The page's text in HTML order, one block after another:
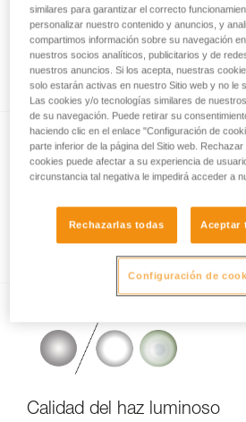
¿Cómo se miden los
iluminación con el protocolo
FL1?
Información relativa a la
Calidad del haz luminoso
similares para garantizar el correcto
personalizar nuestro contenido y anuncios, y
compartimos información sobre su navegación
nuestros socios analíticos, publicitarios y de
nuestros anuncios. Si los acepta, nuestras
solo estarán activas en nuestro Sitio web y no le
Las cookies y/o tecnologías similares de
de su navegación. Puede retirar su
haciendo clic en el enlace "Configuración de
parte inferior de la página del Sitio web.
cookies puede afectar a su experiencia de
circunstancia tal negativa le impedirá acceder a
Rechazarlas todas Aceptar
Configuración de